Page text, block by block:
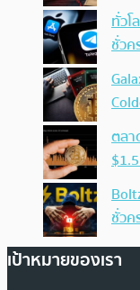
ทั่วโ
ชั่วค
ตลา
ชั่วค
เป้าหมายของเรา